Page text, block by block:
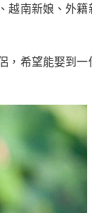
越南新娘、外籍
，希望能娶到一